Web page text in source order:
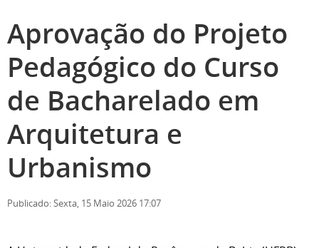
Aprovação do Projeto
Pedagógico do Curso
de Bacharelado em
Arquitetura e
Urbanismo
Publicado: Sexta, 15 Maio 2026 17:07